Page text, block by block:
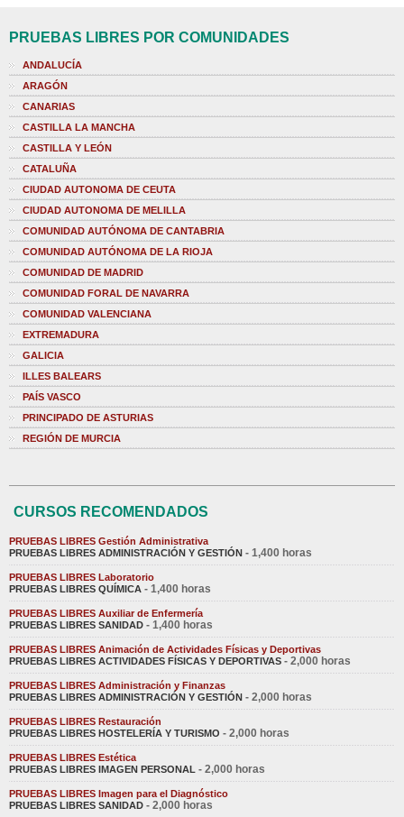
PRUEBAS LIBRES POR COMUNIDADES
ANDALUCÍA
ARAGÓN
CANARIAS
CASTILLA LA MANCHA
CASTILLA Y LEÓN
CATALUÑA
CIUDAD AUTONOMA DE CEUTA
CIUDAD AUTONOMA DE MELILLA
COMUNIDAD AUTÓNOMA DE CANTABRIA
COMUNIDAD AUTÓNOMA DE LA RIOJA
COMUNIDAD DE MADRID
COMUNIDAD FORAL DE NAVARRA
COMUNIDAD VALENCIANA
EXTREMADURA
GALICIA
ILLES BALEARS
PAÍS VASCO
PRINCIPADO DE ASTURIAS
REGIÓN DE MURCIA
CURSOS RECOMENDADOS
PRUEBAS LIBRES Gestión Administrativa
PRUEBAS LIBRES ADMINISTRACIÓN Y GESTIÓN - 1,400 horas
PRUEBAS LIBRES Laboratorio
PRUEBAS LIBRES QUÍMICA - 1,400 horas
PRUEBAS LIBRES Auxiliar de Enfermería
PRUEBAS LIBRES SANIDAD - 1,400 horas
PRUEBAS LIBRES Animación de Actividades Físicas y Deportivas
PRUEBAS LIBRES ACTIVIDADES FÍSICAS Y DEPORTIVAS - 2,000 horas
PRUEBAS LIBRES Administración y Finanzas
PRUEBAS LIBRES ADMINISTRACIÓN Y GESTIÓN - 2,000 horas
PRUEBAS LIBRES Restauración
PRUEBAS LIBRES HOSTELERÍA Y TURISMO - 2,000 horas
PRUEBAS LIBRES Estética
PRUEBAS LIBRES IMAGEN PERSONAL - 2,000 horas
PRUEBAS LIBRES Imagen para el Diagnóstico
PRUEBAS LIBRES SANIDAD - 2,000 horas